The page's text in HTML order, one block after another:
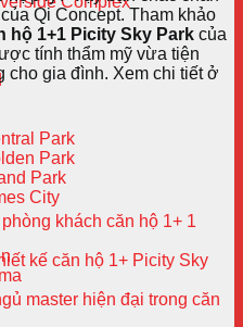
Park
Park
Park
City
Qi Concept. Tham khảo
hộ 1+1 Picity Sky Park của
tính thẩm mỹ vừa tiện
cho gia đình. Xem chi tiết ở
khách căn hộ 1+ 1
kế căn hộ 1+ Picity Sky
master hiện đại trong căn